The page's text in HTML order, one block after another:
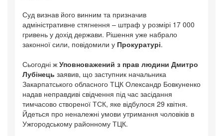
Суд визнав його винним та призначив
адміністративне стягнення – штраф у розмірі 17 000
гривень у дохід держави. Рішення уже набрало
законної сили, повідомили у Прокуратурі.
Сьогодні ж Уповноважений з прав людини Дмитро
Лубінець заявив, що заступник начальника
Закарпатського обласного ТЦК Олександр Бовкуненко
надав неправдиві свідчення під час засідання
тимчасово створеної ТСК, яке відбулося 29 квітня.
Йдеться про неналежні умови утримання чоловіків в
Ужгородському районному ТЦК.